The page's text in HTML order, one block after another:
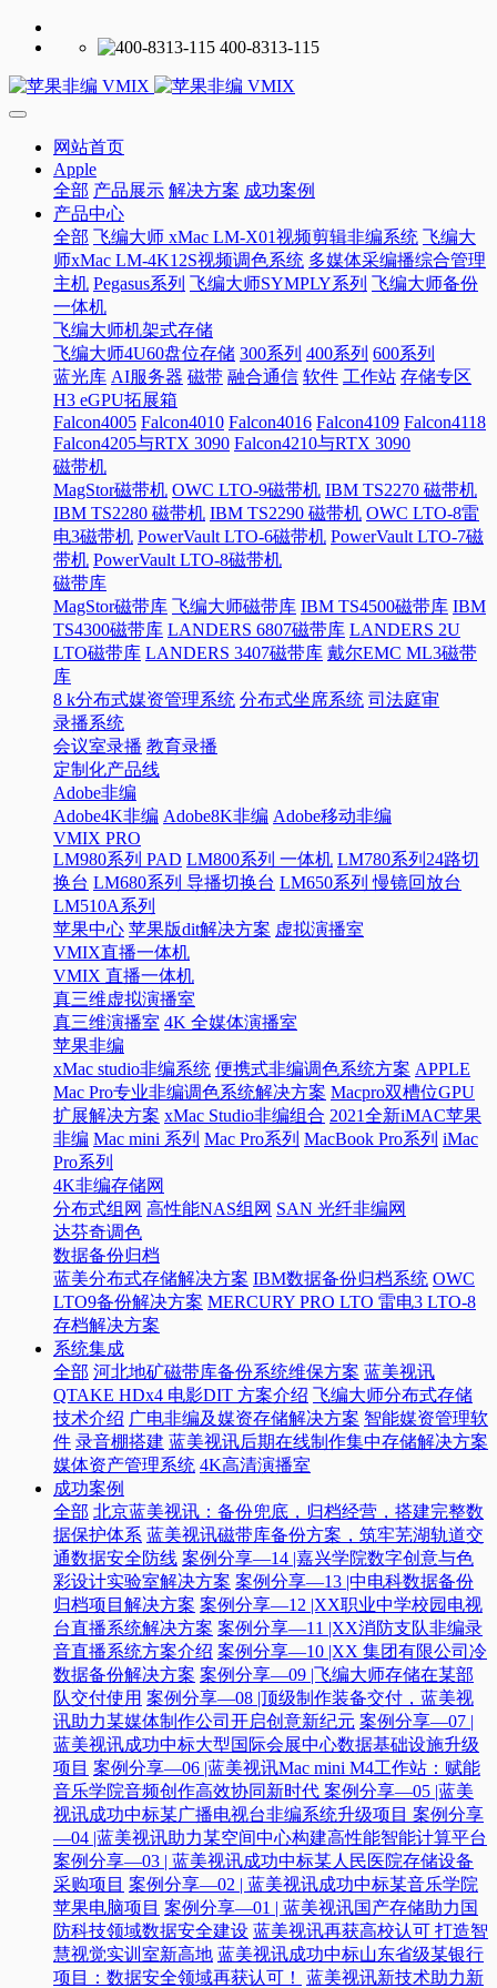
400-8313-115
网站首页
Apple
全部 产品展示 解决方案 成功案例
产品中心
全部 飞编大师 xMac LM-X01视频剪辑非编系统 飞编大
师xMac LM-4K12S视频调色系统 多媒体采编播综合管理
主机 Pegasus系列 飞编大师SYMPLY系列 飞编大师备份
一体机
飞编大师机架式存储
飞编大师4U60盘位存储 300系列 400系列 600系列
蓝光库 AI服务器 磁带 融合通信 软件 工作站 存储专区
H3 eGPU拓展箱
Falcon4005 Falcon4010 Falcon4016 Falcon4109 Falcon4118
Falcon4205与RTX 3090 Falcon4210与RTX 3090
磁带机
MagStor磁带机 OWC LTO-9磁带机 IBM TS2270 磁带机
IBM TS2280 磁带机 IBM TS2290 磁带机 OWC LTO-8雷
电3磁带机 PowerVault LTO-6磁带机 PowerVault LTO-7磁
带机 PowerVault LTO-8磁带机
磁带库
MagStor磁带库 飞编大师磁带库 IBM TS4500磁带库 IBM
TS4300磁带库 LANDERS 6807磁带库 LANDERS 2U
LTO磁带库 LANDERS 3407磁带库 戴尔EMC ML3磁带
库
8 k分布式媒资管理系统 分布式坐席系统 司法庭审
录播系统
会议室录播 教育录播
定制化产品线
Adobe非编
Adobe4K非编 Adobe8K非编 Adobe移动非编
VMIX PRO
LM980系列 PAD LM800系列 一体机 LM780系列24路切
换台 LM680系列 导播切换台 LM650系列 慢镜回放台
LM510A系列
苹果中心 苹果版dit解决方案 虚拟演播室
VMIX直播一体机
VMIX 直播一体机
真三维虚拟演播室
真三维演播室 4K 全媒体演播室
苹果非编
xMac studio非编系统 便携式非编调色系统方案 APPLE
Mac Pro专业非编调色系统解决方案 Macpro双槽位GPU
扩展解决方案 xMac Studio非编组合 2021全新iMAC苹果
非编 Mac mini 系列 Mac Pro系列 MacBook Pro系列 iMac
Pro系列
4K非编存储网
分布式组网 高性能NAS组网 SAN 光纤非编网
达芬奇调色
数据备份归档
蓝美分布式存储解决方案 IBM数据备份归档系统 OWC
LTO9备份解决方案 MERCURY PRO LTO 雷电3 LTO-8
存档解决方案
系统集成
全部 河北地矿磁带库备份系统维保方案 蓝美视讯
QTAKE HDx4 电影DIT 方案介绍 飞编大师分布式存储
技术介绍 广电非编及媒资存储解决方案 智能媒资管理软
件 录音棚搭建 蓝美视讯后期在线制作集中存储解决方案
媒体资产管理系统 4K高清演播室
成功案例
全部 北京蓝美视讯：备份兜底，归档经营，搭建完整数
据保护体系 蓝美视讯磁带库备份方案，筑牢芜湖轨道交
通数据安全防线 案例分享—14 |嘉兴学院数字创意与色
彩设计实验室解决方案 案例分享—13 |中电科数据备份
归档项目解决方案 案例分享—12 |XX职业中学校园电视
台直播系统解决方案 案例分享—11 |XX消防支队非编录
音直播系统方案介绍 案例分享—10 |XX 集团有限公司冷
数据备份解决方案 案例分享—09 |飞编大师存储在某部
队交付使用 案例分享—08 |顶级制作装备交付，蓝美视
讯助力某媒体制作公司开启创意新纪元 案例分享—07 |
蓝美视讯成功中标大型国际会展中心数据基础设施升级
项目 案例分享—06 |蓝美视讯Mac mini M4工作站：赋能
音乐学院音频创作高效协同新时代​ 案例分享—05 |蓝美
视讯成功中标某广播电视台非编系统升级项目​ 案例分享
—04 |蓝美视讯助力某空间中心构建高性能智能计算平台​
案例分享—03 | 蓝美视讯成功中标某人民医院存储设备
采购项目 案例分享—02 | 蓝美视讯成功中标某音乐学院
苹果电脑项目 案例分享—01 | 蓝美视讯国产存储助力国
防科技领域数据安全建设 蓝美视讯再获高校认可 打造智
慧视觉实训室新高地 蓝美视讯成功中标山东省级某银行
项目：数据安全领域再获认可！
蓝美视讯新技术助力新